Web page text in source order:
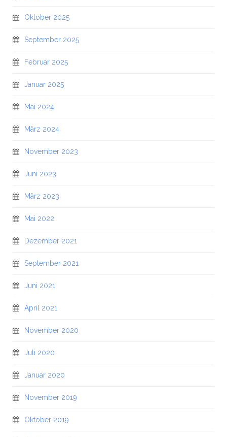
Oktober 2025
September 2025
Februar 2025
Januar 2025
Mai 2024
März 2024
November 2023
Juni 2023
März 2023
Mai 2022
Dezember 2021
September 2021
Juni 2021
April 2021
November 2020
Juli 2020
Januar 2020
November 2019
Oktober 2019